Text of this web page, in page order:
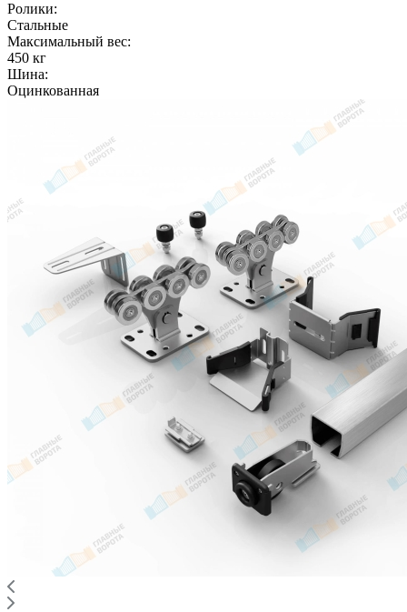
Ролики:
Стальные
Максимальный вес:
450 кг
Шина:
Оцинкованная